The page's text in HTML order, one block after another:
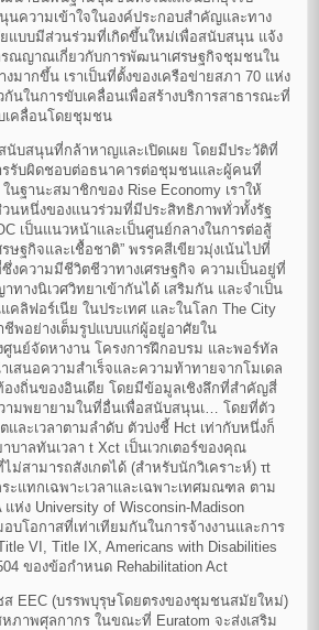
นความเข้าใจในองค์ประกอบสำคัญและทาง
ยแบบมีส่วนร่วมที่เกิดขึ้นใหม่เพื่อสนับสนุน แจ้ง
ณญาณเกี่ยวกับการพัฒนาเศรษฐกิจชุมชนใน
มากขึ้น เราเป็นที่ตั้งของเครือข่ายสภา 70 แห่ง
นในการขับเคลื่อนเพื่อสร้างบริการสาธารณะที่
เคลื่อนโดยชุมชน
สนับสนุนที่กล้าหาญและเปิดเผย โดยมีประวัติที่
รรับผิดชอบต่อธนาคารต่อชุมชนและผู้คนที่
นฐานะสมาชิกของ Rise Economy เราให้
นหนึ่งของแนวร่วมที่มีประสิทธิภาพทั่วทั้งรัฐ
เป็นแนวหน้าและเป็นศูนย์กลางในการต่อสู้
ษฐกิจและเชื้อชาติ” พรรคสีเขียวมุ่งเน้นไปที่
งความมีชีวิตชีวาทางเศรษฐกิจ ความเป็นอยู่ที่
างนิเวศวิทยาเข้ากันได้ เสริมกัน และจำเป็น
คลิฟอร์เนีย ในประเทศ และในโลก The City
ชีพอย่างเต็มรูปแบบแก่ผู้อยู่อาศัยใน
นย์จัดหางาน โครงการฝึกอบรม และพอร์ทัล
สนอความสำเร็จและความท้าทายจากโมเดล
องถิ่นของอินเดีย โดยมีข้อมูลเชิงลึกที่สำคัญสี่
ามพยายามในที่อื่นเพื่อสนับสนุนเ… โดยที่ตัว
และเวลาตามลำดับ ตัวบ่งชี้ Hct เท่ากับหนึ่งก็
บาลทันเวลา t Xct เป็นเวกเตอร์ของคุณ
สามารถสังเกตได้ (สำหรับนักวิเคราะห์) τt
ะแทกเฉพาะเวลาและเฉพาะเทศมณฑล ตาม
ห่ง University of Wisconsin-Madison
อบโอกาสที่เท่าเทียมกันในการจ้างงานและการ
VI, Title IX, Americans with Disabilities
ของข้อกำหนด Rehabilitation Act
ส EEC (บรรพบุรุษโดยตรงของชุมชนสมัยใหม่)
ภาพศุลกากร ในขณะที่ Euratom จะส่งเสริม